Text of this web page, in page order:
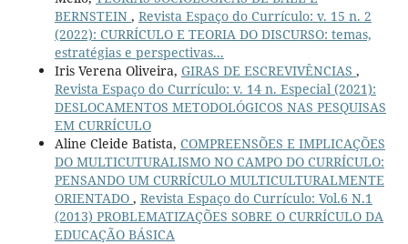
BERNSTEIN , Revista Espaço do Currículo: v. 15 n. 2
(2022): CURRÍCULO E TEORIA DO DISCURSO: temas,
estratégias e perspectivas...
Iris Verena Oliveira, GIRAS DE ESCREVIVÊNCIAS ,
Revista Espaço do Currículo: v. 14 n. Especial (2021):
DESLOCAMENTOS METODOLÓGICOS NAS PESQUISAS
EM CURRÍCULO
Aline Cleide Batista, COMPREENSÕES E IMPLICAÇÕES
DO MULTICUTURALISMO NO CAMPO DO CURRÍCULO:
PENSANDO UM CURRÍCULO MULTICULTURALMENTE
ORIENTADO , Revista Espaço do Currículo: Vol.6 N.1
(2013) PROBLEMATIZAÇÕES SOBRE O CURRÍCULO DA
EDUCAÇÃO BÁSICA